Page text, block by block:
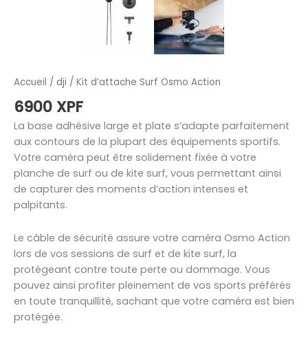
Accueil / dji / Kit d’attache Surf Osmo Action
6900 XPF
La base adhésive large et plate s’adapte parfaitement
aux contours de la plupart des équipements sportifs.
Votre caméra peut être solidement fixée à votre
planche de surf ou de kite surf, vous permettant ainsi
de capturer des moments d’action intenses et
palpitants.
Le câble de sécurité assure votre caméra Osmo Action
lors de vos sessions de surf et de kite surf, la
protégeant contre toute perte ou dommage. Vous
pouvez ainsi profiter pleinement de vos sports préférés
en toute tranquillité, sachant que votre caméra est bien
protégée.